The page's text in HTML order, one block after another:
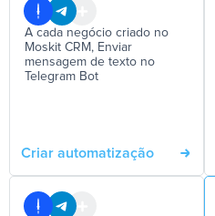
A cada negócio criado no
Moskit CRM, Enviar
mensagem de texto no
Telegram Bot
Criar automatização